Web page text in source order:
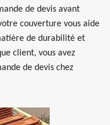
de devis avant
couverture vous aide
de durabilité et
client, vous avez
de devis chez